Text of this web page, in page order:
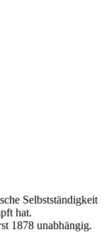
Selbstständigkeit
hat.
1878 unabhängig.